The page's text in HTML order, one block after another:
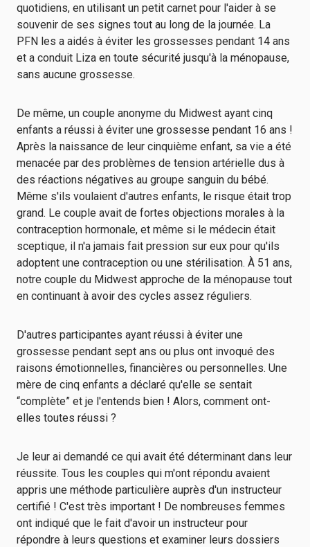
quotidiens, en utilisant un petit carnet pour l'aider à se
souvenir de ses signes tout au long de la journée. La
PFN les a aidés à éviter les grossesses pendant 14 ans
et a conduit Liza en toute sécurité jusqu'à la ménopause,
sans aucune grossesse.
De même, un couple anonyme du Midwest ayant cinq
enfants a réussi à éviter une grossesse pendant 16 ans !
Après la naissance de leur cinquième enfant, sa vie a été
menacée par des problèmes de tension artérielle dus à
des réactions négatives au groupe sanguin du bébé.
Même s'ils voulaient d'autres enfants, le risque était trop
grand. Le couple avait de fortes objections morales à la
contraception hormonale, et même si le médecin était
sceptique, il n'a jamais fait pression sur eux pour qu'ils
adoptent une contraception ou une stérilisation. À 51 ans,
notre couple du Midwest approche de la ménopause tout
en continuant à avoir des cycles assez réguliers.
D'autres participantes ayant réussi à éviter une
grossesse pendant sept ans ou plus ont invoqué des
raisons émotionnelles, financières ou personnelles. Une
mère de cinq enfants a déclaré qu'elle se sentait
“complète” et je l'entends bien ! Alors, comment ont-
elles toutes réussi ?
Je leur ai demandé ce qui avait été déterminant dans leur
réussite. Tous les couples qui m'ont répondu avaient
appris une méthode particulière auprès d'un instructeur
certifié ! C'est très important ! De nombreuses femmes
ont indiqué que le fait d'avoir un instructeur pour
répondre à leurs questions et examiner leurs dossiers